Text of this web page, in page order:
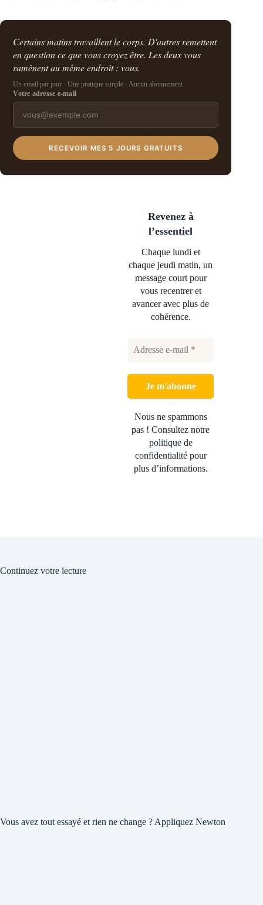
Certains matins travaillent le corps. D'autres remettent
en question ce que vous croyez être. Les deux vous
ramènent au même endroit : vous.
Un email par jour · Une pratique simple · Aucun abonnement
Votre adresse e-mail
RECEVOIR MES 5 JOURS GRATUITS
Revenez à
l’essentiel
Chaque lundi et
chaque jeudi matin, un
message court pour
vous recentrer et
avancer avec plus de
cohérence.
Nous ne spammons
pas ! Consultez notre
politique de
confidentialitépour
plus d’informations.
Continuez votre lecture
Vous avez tout essayé et rien ne change ? Appliquez Newton